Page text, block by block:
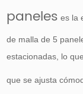
paneles es la
de malla de 5
estacionadas, lo
que se ajusta